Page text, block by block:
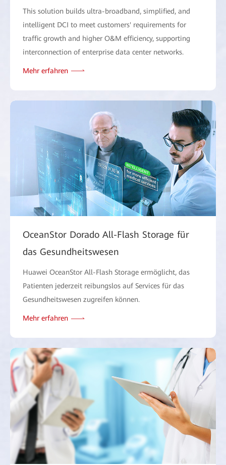
This solution builds ultra-broadband, simplified, and
intelligent DCI to meet customers' requirements for
traffic growth and higher O&M efficiency, supporting
interconnection of enterprise data center networks.
Mehr erfahren
OceanStor Dorado All-Flash Storage für
das Gesundheitswesen
Huawei OceanStor All-Flash Storage ermöglicht, das
Patienten jederzeit reibungslos auf Services für das
Gesundheitswesen zugreifen können.
Mehr erfahren